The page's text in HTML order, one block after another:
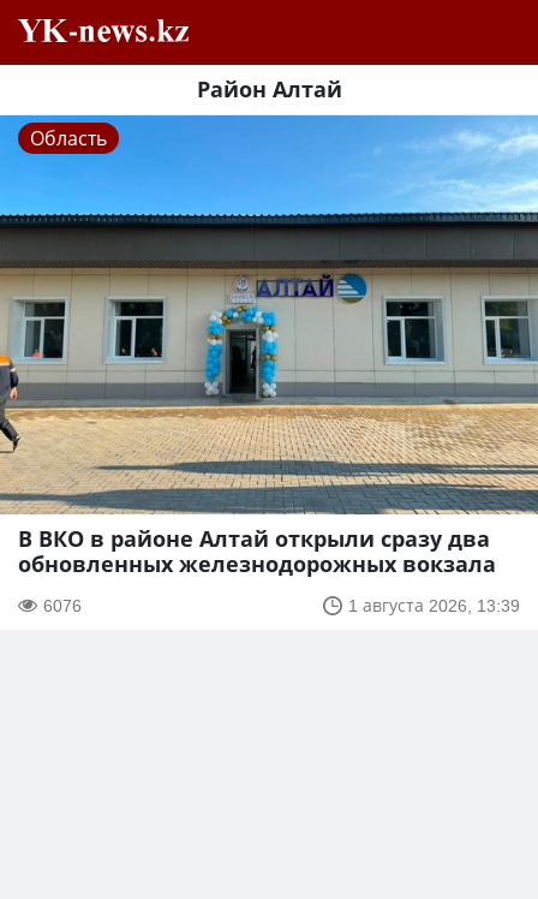
Район Алтай
Область
В ВКО в районе Алтай открыли сразу два
обновленных железнодорожных вокзала
6076 1 августа 2026, 13:39